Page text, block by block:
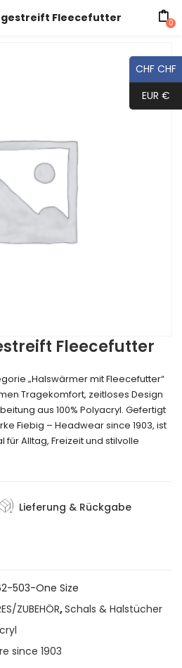
gestreift Fleecefutter 0
Fleecefutter
„Halswärmer mit Fleecefutter“
Tragekomfort, zeitloses Design
aus 100% Polyacryl. Gefertigt
Fiebig – Headwear since 1903, ist
Alltag, Freizeit und stilvolle
Lieferung & Rückgabe
503-One Size
ZUBEHÖR,Schals & Halstücher
since 1903
CHF CHF
EUR €